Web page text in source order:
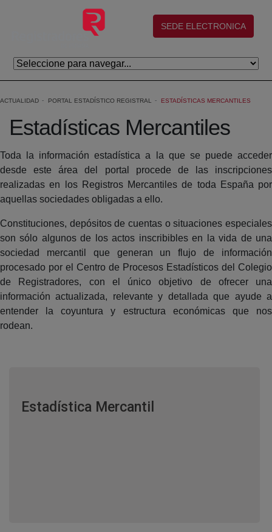
Saltar al contenido principal
(abre en nueva ventana)
SEDE ELECTRONICA
ACTUALIDAD PORTAL ESTADÍSTICO REGISTRAL ESTADÍSTICAS MERCANTILES
Estadísticas Mercantiles
Toda la información estadística a la que se puede acceder
desde este área del portal procede de las inscripciones
realizadas en los Registros Mercantiles de toda España por
aquellas sociedades obligadas a ello.
Constituciones, depósitos de cuentas o situaciones especiales
son sólo algunos de los actos inscribibles en la vida de una
sociedad mercantil que generan un flujo de información
procesado por el Centro de Procesos Estadísticos del Colegio
de Registradores, con el único objetivo de ofrecer una
información actualizada, relevante y detallada que ayude a
entender la coyuntura y estructura económicas que nos
rodean.
Estadística Mercantil